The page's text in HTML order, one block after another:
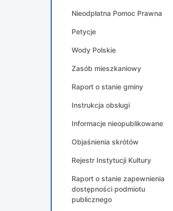
Nieodpłatna Pomoc Prawna
Petycje
Wody Polskie
Zasób mieszkaniowy
Raport o stanie gminy
Instrukcja obsługi
Informacje nieopublikowane
Objaśnienia skrótów
Rejestr Instytucji Kultury
Raport o stanie zapewnienia
dostępności podmiotu
publicznego